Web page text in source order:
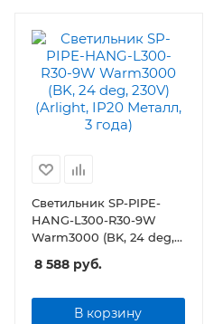
Светильник SP-PIPE-
HANG-L300-R30-9W
Warm3000 (BK, 24 deg,
230V) (Arlight, IP20
Металл, 3 года)
8 588 руб.
В корзину